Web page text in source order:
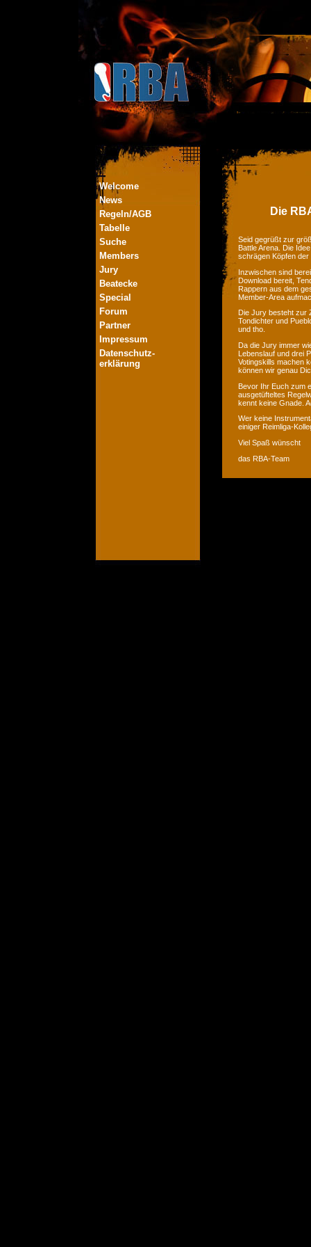
Welcome
News
Regeln/AGB
Tabelle
Suche
Members
Jury
Beatecke
Special
Forum
Partner
Impressum
Datenschutz-
erklärung
Die
Seid gegrüßt zur
Battle Arena. Die
schrägen Köpfen
Inzwischen sind
Download bereit,
Rappern aus dem
Member-Area
Die Jury besteht zur
Tondichter und
und tho.
Da die Jury immer
Lebenslauf und drei
Votingskills machen
können wir genau
Bevor Ihr Euch zum
ausgetüfteltes
kennt keine Gnade.
Wer keine
einiger Reimliga-
Viel Spaß wünscht
das RBA-Team